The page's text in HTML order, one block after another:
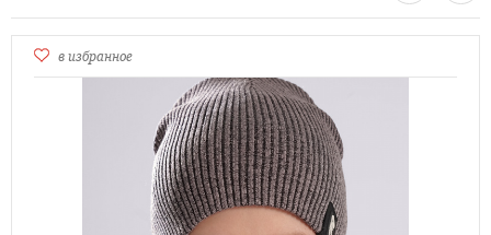
в избранное